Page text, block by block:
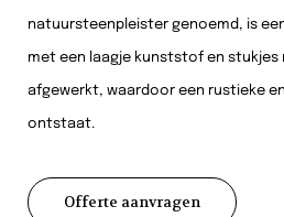
natuursteenpleister genoemd, is
met een laagje kunststof en
afgewerkt, waardoor een rustieke
ontstaat.
Offerte aanvragen